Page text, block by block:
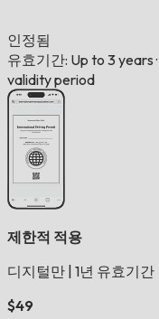
인정됨
유효기간: Up to 3 years ·
validity period
제한적 적용
디지털만 1년 유효기간
$49